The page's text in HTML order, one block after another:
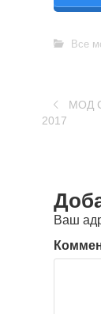
Все
МОД
2017
Ваш